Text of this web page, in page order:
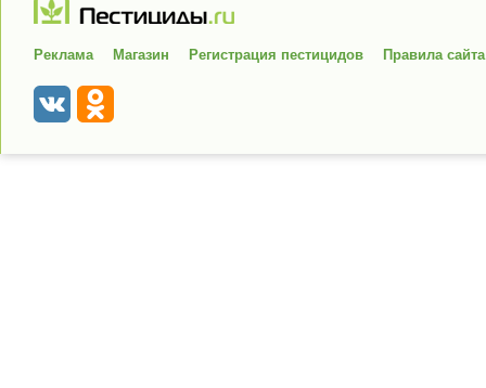
Реклама Магазин Регистрация пестицидов Правила сайта